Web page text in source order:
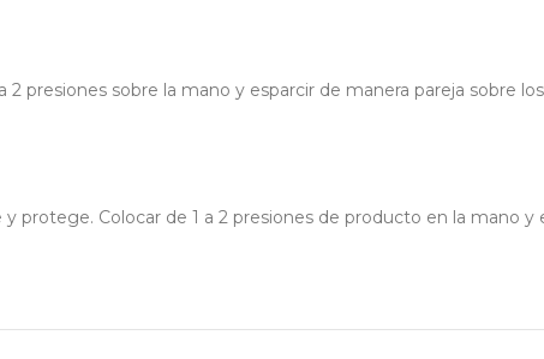
presiones sobre la mano y esparcir de manera pareja sobre
protege. Colocar de 1 a 2 presiones de producto en la mano y